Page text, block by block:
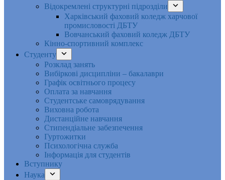
Відокремлені структурні підрозділи
Харківський фаховий коледж харчової
промисловості ДБТУ
Вовчанський фаховий коледж ДБТУ
Кінно-спортивний комплекс
Студенту
Розклад занять
Вибіркові дисципліни – бакалаври
Графік освітнього процесу
Оплата за навчання
Студентське самоврядування
Виховна робота
Дистанційне навчання
Стипендіальне забезпечення
Гуртожитки
Психологічна служба
Інформація для студентів
Вступнику
Наука